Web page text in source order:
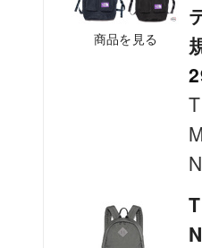
商品を見る